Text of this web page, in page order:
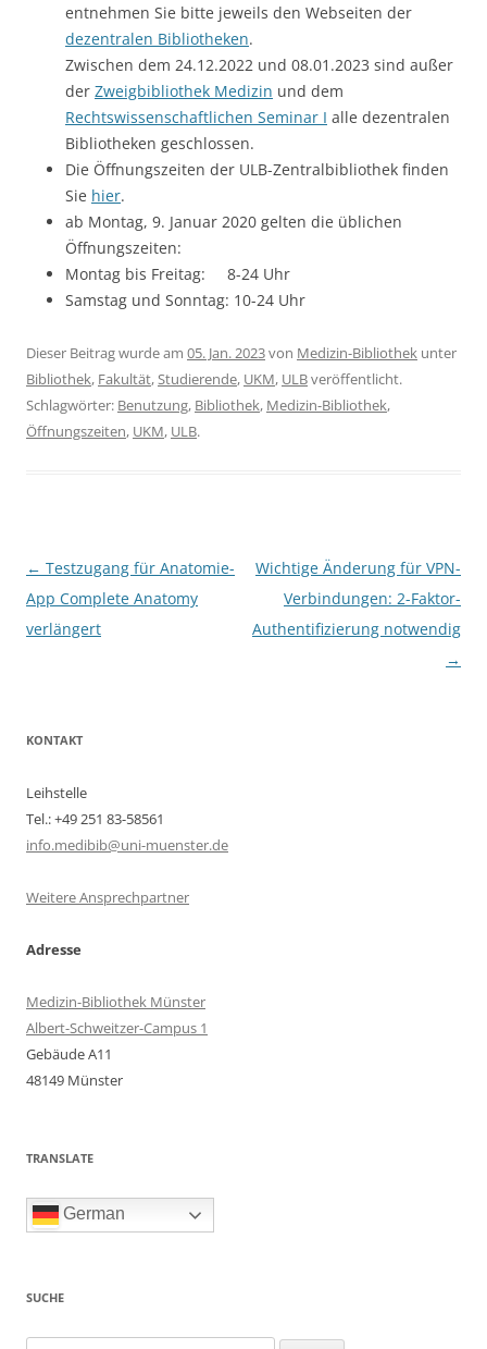
entnehmen Sie bitte jeweils den Webseiten der
dezentralen Bibliotheken.
Zwischen dem 24.12.2022 und 08.01.2023 sind außer
der Zweigbibliothek Medizin und dem
Rechtswissenschaftlichen Seminar I alle dezentralen
Bibliotheken geschlossen.
Die Öffnungszeiten der ULB-Zentralbibliothek finden
Sie hier.
ab Montag, 9. Januar 2020 gelten die üblichen
Öffnungszeiten:
Montag bis Freitag: 8-24 Uhr
Samstag und Sonntag: 10-24 Uhr
Dieser Beitrag wurde am 05. Jan. 2023von Medizin-Bibliothek unter
Bibliothek, Fakultät,Studierende, UKM, ULBveröffentlicht.
Schlagwörter: Benutzung, Bibliothek, Medizin-Bibliothek,
Öffnungszeiten, UKM, ULB.
Beitragsnavigation
← Testzugang für Anatomie-
App Complete Anatomy
verlängert
Wichtige Änderung für VPN-
Verbindungen: 2-Faktor-
Authentifizierung notwendig
→
KONTAKT
Leihstelle
Tel.: +49 251 83-58561
info.medibib@uni-muenster.de
Weitere Ansprechpartner
Adresse
Medizin-Bibliothek Münster
Albert-Schweitzer-Campus 1
Gebäude A11
48149 Münster
TRANSLATE
German
SUCHE